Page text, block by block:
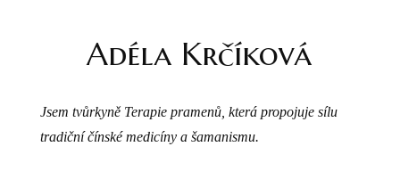
Adéla Krčíková
Jsem tvůrkyně Terapie pramenů, která propojuje sílu
tradiční čínské medicíny a šamanismu.